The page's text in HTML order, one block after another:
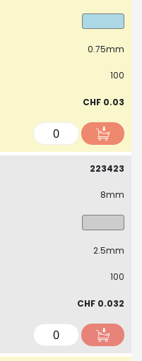
0.75mm
100
CHF 0.03
223423
8mm
2.5mm
100
CHF 0.032